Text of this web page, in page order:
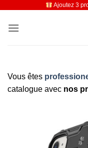
contenu
Ajoutez 3
Vous êtes
catalogue avec nos